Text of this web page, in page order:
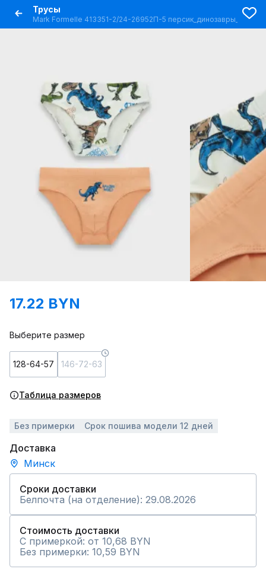
Трусы
Mark Formelle 413351-2/24-26952П-5
17.22 BYN
Выберите размер
128-64-57 146-72-63
Таблица размеров
Без примерки Срок пошива модели 12 дней
Доставка
Минск
Сроки доставки
Белпочта (на отделение): 29.08.2026
Стоимость доставки
С примеркой: от 10,68 BYN
Без примерки: 10,59 BYN